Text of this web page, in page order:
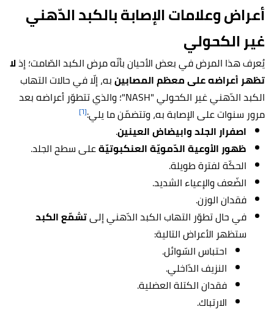
أعراض وعلامات الإصابة بالكبد الدّهني
غير الكحولي
يُعرف هذا المرض في بعض الأحيان بأنّه مرض الكبد الصّامت؛ إذلا
تظهر أعراضه على معظم المصابينبه، إلّا في حالات التهاب
الكبد الدّهني غير الكحولي "
NASH"؛ والذي تتطوّر أعراضه بعد
مرور سنوات على الإصابة به، وتتضمّن ما يلي:[٦]
اصفرار الجلد وابيضاض العينين.
ظهور الأوعية الدّمويّة العنكبوتيّةعلى سطح الجلد.
الحكّة لفترة طويلة.
الضّعف والإعياء الشديد.
فقدان الوزن.
في حال تطوّر التهاب الكبد الدّهني إلىتشمّع الكبد
ستظهر الأعراض التالية:
احتباس السّوائل.
النزيف الدّاخلي.
فقدان الكتلة العضلية.
الارتباك.